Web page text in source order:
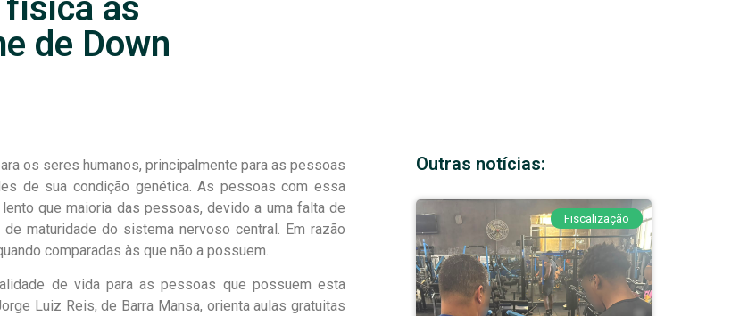
física às
de Down
os seres humanos, principalmente para as pessoas
de sua condição genética. As pessoas com essa
que maioria das pessoas, devido a uma falta de
maturidade do sistema nervoso central. Em razão
comparadas às que não a possuem.
de vida para as pessoas que possuem esta
Luiz Reis, de Barra Mansa, orienta aulas gratuitas
Outras notícias:
Fiscalização